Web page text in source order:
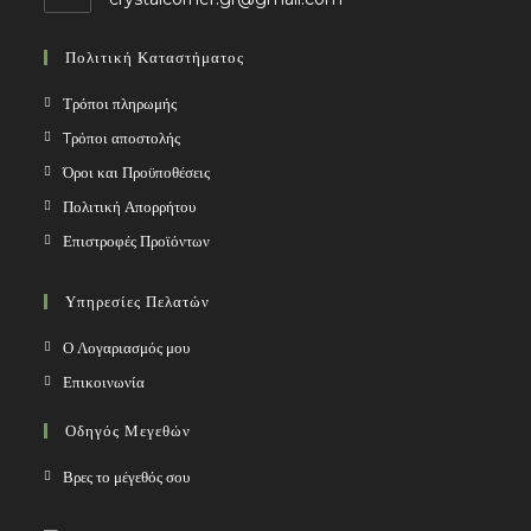
Πολιτική Καταστήματος
Τρόποι πληρωμής
Tρόποι αποστολής
Όροι και Προϋποθέσεις
Πολιτική Απορρήτου
Επιστροφές Προϊόντων
Υπηρεσίες Πελατών
Ο Λογαριασμός μου
Επικοινωνία
Οδηγός Μεγεθών
Βρες το μέγεθός σου